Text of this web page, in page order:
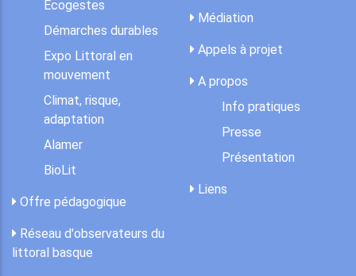
Ecogestes
Démarches durables
Expo Littoral en
mouvement
Climat, risque,
adaptation
Alamer
BioLit
Offre pédagogique
Réseau d'observateurs du
littoral basque
Médiation
Appels à projet
A propos
Info pratiques
Presse
Présentation
Liens